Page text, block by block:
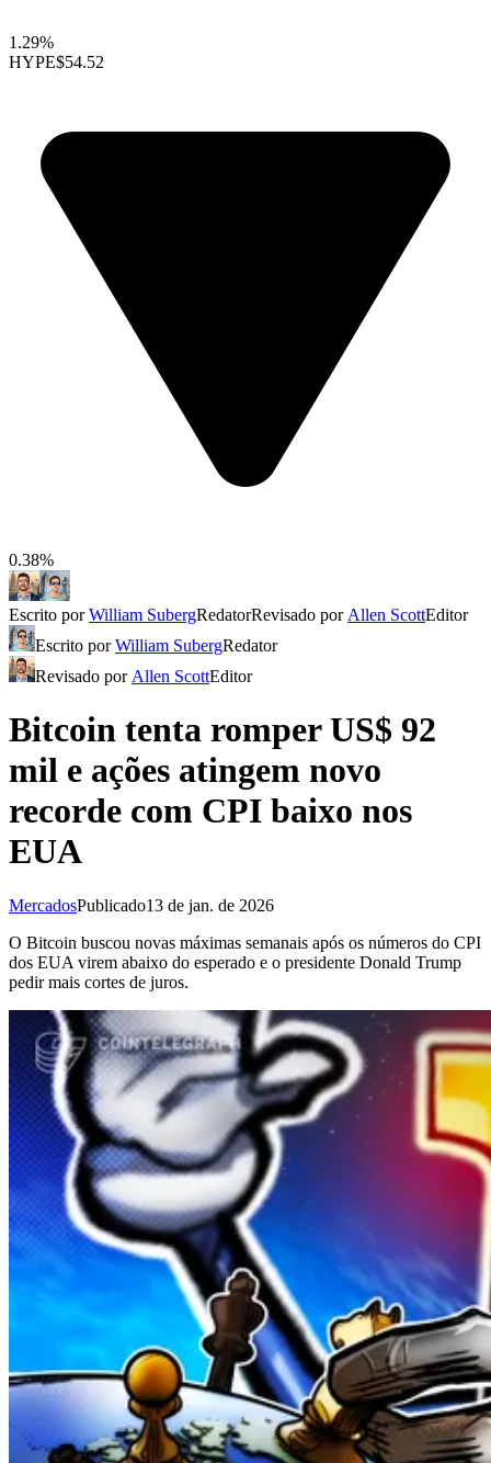
1.29%
HYPE$54.52
0.38%
Escrito porWilliam SubergRedatorRevisado por Allen ScottEditor
Escrito porWilliam SubergRedator
Revisado por Allen ScottEditor
Bitcoin tenta romper US$ 92
mil e ações atingem novo
recorde com CPI baixo nos
EUA
MercadosPublicado13 de jan. de 2026
O Bitcoin buscou novas máximas semanais após os números do CPI
dos EUA virem abaixo do esperado e o presidente Donald Trump
pedir mais cortes de juros.